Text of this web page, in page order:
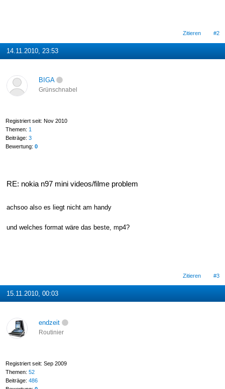
Zitieren #2
14.11.2010, 23:53
BIGA
Grünschnabel
Registriert seit: Nov 2010
Themen: 1
Beiträge: 3
Bewertung: 0
RE: nokia n97 mini videos/filme problem
achsoo also es liegt nicht am handy
und welches format wäre das beste, mp4?
Zitieren #3
15.11.2010, 00:03
endzeit
Routinier
Registriert seit: Sep 2009
Themen: 52
Beiträge: 486